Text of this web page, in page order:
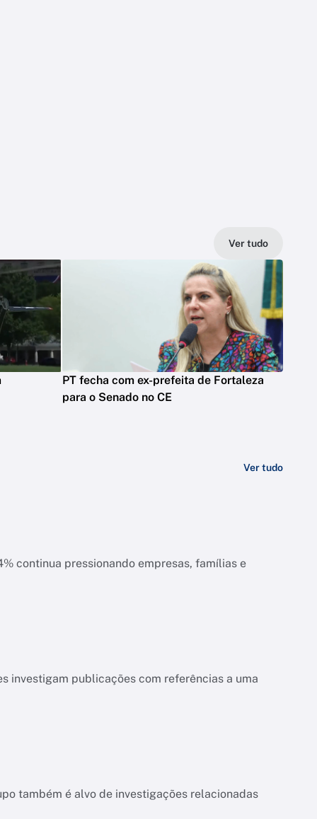
Ver tudo
PT fecha com ex-prefeita de Fortaleza
para o Senado no CE
Ver tudo
e
investigam publicações com referências a uma
também é alvo de investigações relacionadas